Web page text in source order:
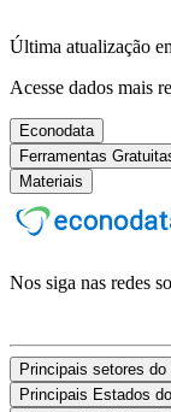
Última atualização
Acesse dados mais
Econodata
Ferramentas
Materiais
Nos siga nas redes
Principais setores do
Principais Estados